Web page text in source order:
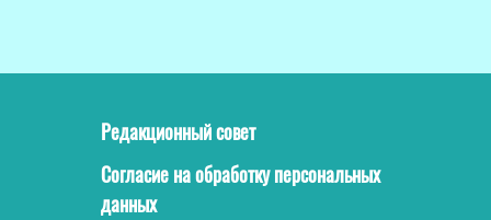
Редакционный совет
Согласие на обработку персональных
данных